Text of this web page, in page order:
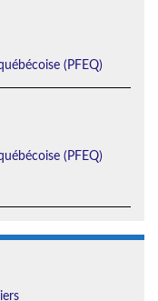
(PFEQ)
(PFEQ)